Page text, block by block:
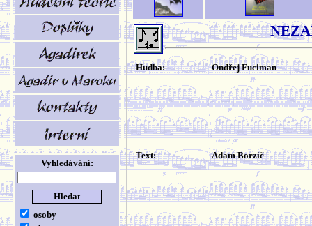
Vyhledávání:
osoby
Hudba: Ondřej Fuciman
Text: Adam Borzič